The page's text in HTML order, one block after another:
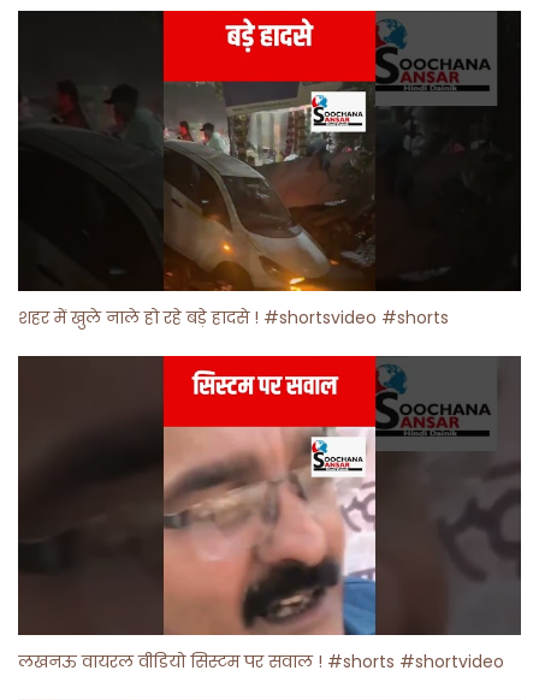
शहर में खुले नाले हो रहे बड़े हादसे ! #shortsvideo #shorts
लखनऊ वायरल वीडियो सिस्टम पर सवाल ! #shorts #shortvideo